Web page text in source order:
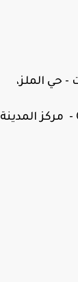
- حي الملز،
فرع جدة : مكتب رقم 15 - الدور السابع - بلوك C - مركز المدينة